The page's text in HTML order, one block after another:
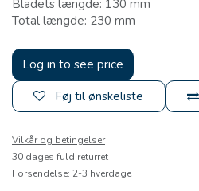
Bladets længde: 130 mm
Total længde: 230 mm
Log in to see price
Føj til ønskeliste
Vilkår og betingelser
30 dages fuld returret
Forsendelse: 2-3 hverdage